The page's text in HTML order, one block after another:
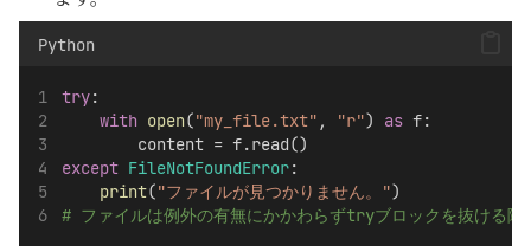
Python
try:
with open("my_file.txt" , "r") as f:
        content = f.read()
except FileNotFoundError:
print("ファイルが見つかりません。")
# ファイルは例外の有無にかかわらずtryブロックを抜ける際